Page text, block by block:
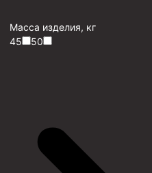
Масса изделия, кг
45
50